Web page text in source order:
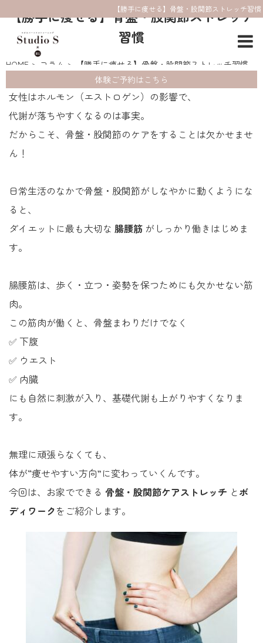
【勝手に痩せる】骨盤・股関節ストレッチ習慣
体験ご予約はこちら
【勝手に痩せる】骨盤・股関節ストレッチ
習慣
HOME コラム 【勝手に痩せる】骨盤・股関節ストレッチ習慣
女性はホルモン（エストロゲン）の影響で、
代謝が落ちやすくなるのは事実。
だからこそ、骨盤・股関節のケアをすることは欠かせませ
ん！
日常生活のなかで骨盤・股関節がしなやかに動くようにな
ると、
ダイエットに最も大切な 腸腰筋 がしっかり働きはじめま
す。
腸腰筋は、歩く・立つ・姿勢を保つためにも欠かせない筋
肉。
この筋肉が働くと、骨盤まわりだけでなく
✅ 下腹
✅ ウエスト
✅ 内臓
にも自然に刺激が入り、基礎代謝も上がりやすくなりま
す。
無理に頑張らなくても、
体が“痩せやすい方向”に変わっていくんです。
今回は、お家でできる 骨盤・股関節ケアストレッチ とボ
ディワークをご紹介します。